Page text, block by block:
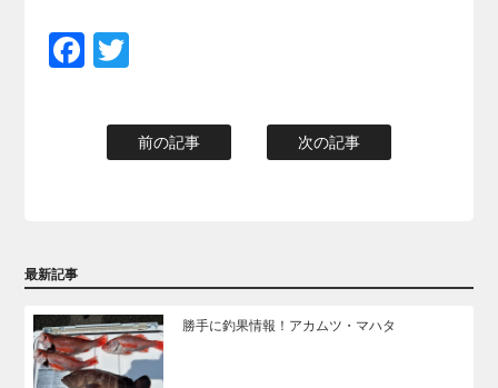
Facebook
前の記事 次の記事
最新記事
勝手に釣果情報！アカムツ・マハタ